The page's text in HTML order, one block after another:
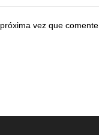
vez que comente.